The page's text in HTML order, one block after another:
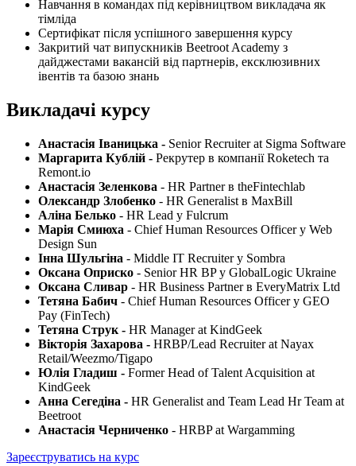
Навчання в командах під керівництвом викладача як
тімліда
Сертифікат після успішного завершення курсу
Закритий чат випускників Beetroot Academy з
дайджестами вакансій від партнерів, ексклюзивних
івентів та базою знань
Викладачі курсу
Анастасія Іваницька - Senior Recruiter at Sigma Software
Маргарита Кублій - Рекрутер в компанії Roketech та
Remont.io
Анастасія Зеленкова - HR Partner в theFintechlab
Олександр Злобенко - HR Generalist в MaxBill
Аліна Белько - HR Lead у Fulcrum
Марія Смиюха - Chief Human Resources Officer у Web
Design Sun
Інна Шульгіна - Middle IT Recruiter у Sombra
Оксана Оприско - Senior HR BP у GlobalLogic Ukraine
Оксана Сливар - HR Business Partner в EveryMatrix Ltd
Тетяна Бабич - Chief Human Resources Officer у GEO
Pay (FinTech)
Тетяна Струк - HR Manager at KindGeek
Вікторія Захарова - HRBP/Lead Recruiter at Nayax
Retail/Weezmo/Tigapo
Юлія Гладиш - Former Head of Talent Acquisition at
KindGeek
Анна Сегедіна - HR Generalist and Team Lead Hr Team at
Beetroot
Анастасія Черниченко - HRBP at Wargamming
Зареєструватись на курс